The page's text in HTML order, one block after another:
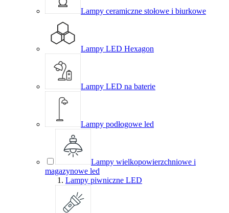
Lampy ceramiczne stołowe i biurkowe
Lampy LED Hexagon
Lampy LED na baterie
Lampy podłogowe led
Lampy wielkopowierzchniowe i
magazynowe led
Lampy piwniczne LED